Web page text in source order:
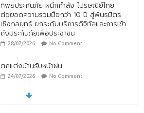
ทิพยประกันภัย ผนึกกำลัง ไปรษณีย์ไทย
ต่อยอดความร่วมมือกว่า 10 ปี สู่พันธมิตร
เชิงกลยุทธ์ ยกระดับบริการดิจิทัลและการเข้า
ถึงประกันภัยเพื่อประชาชน
28/07/2026 No Comment
ตกแต่งบ้านรับหน้าฝน
24/07/2026 No Comment